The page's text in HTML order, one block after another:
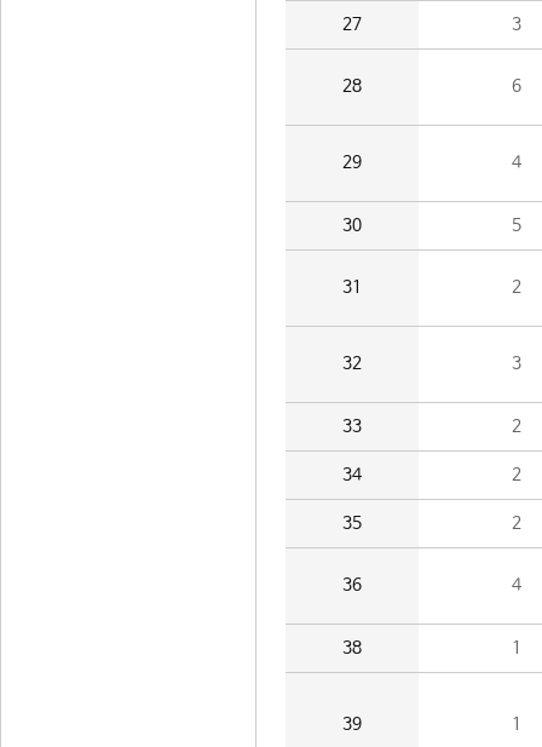
27 3
28 6
29 4
30 5
31 2
32 3
33 2
34 2
35 2
36 4
38 1
39 1